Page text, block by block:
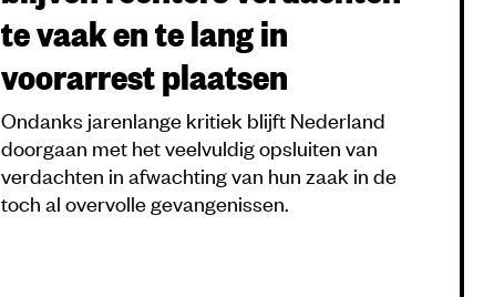
te vaak en te lang in
voorarrest plaatsen
Ondanks jarenlange kritiek blijft Nederland
doorgaan met het veelvuldig opsluiten van
verdachten in afwachting van hun zaak in de
toch al overvolle gevangenissen.